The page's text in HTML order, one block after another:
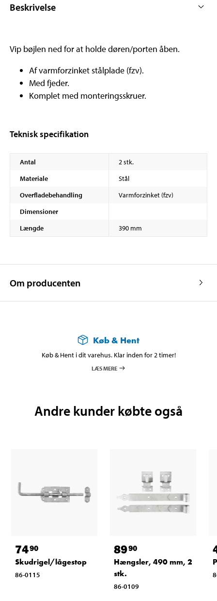
Beskrivelse
Vip bøjlen ned for at holde døren/porten åben.
Af varmforzinket stålplade (fzv).
Med fjeder.
Komplet med monteringsskruer.
Teknisk specifikation
Antal
2 stk.
Materiale
Stål
Overfladebehandling
Varmforzinket (fzv)
Dimensioner
Længde
390 mm
Om producenten
Køb & Hent
Køb & Hent i dit varehus. Klar inden for 2 timer!
LÆS MERE
Andre kunder købte også
7490
Skudrigel/lågestop
86-0115
8990
Hængsler, 490 mm, 2
stk.
86-0109